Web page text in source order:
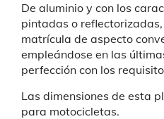
De aluminio y con los
pintadas o
matrícula de aspecto
empleándose en las
perfección con los
Las dimensiones de esta
para motocicletas.